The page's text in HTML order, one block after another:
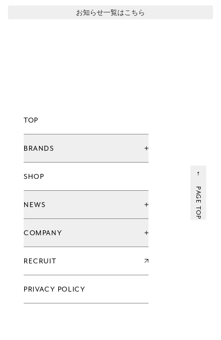
お知らせ一覧はこちら
TOP
BRANDS
ブランド一覧
グローバル治療院ブランド
てもみんブランド
ウェルネススタジオ
SHOP
NEWS
お知らせ
キャンペーン
新店情報
COMPANY
会社情報一覧
企業理念
代表メッセージ
沿革
RECRUIT
PRIVACY POLICY
PAGE TOP